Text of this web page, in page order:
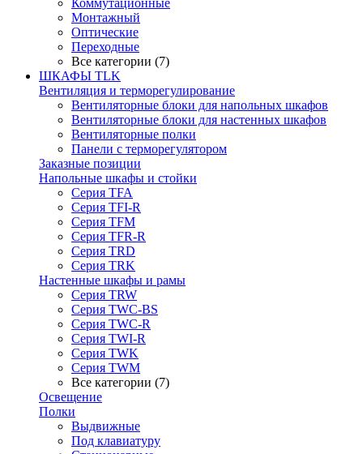
Коммутационные
Монтажный
Оптические
Переходные
Все категории (7)
ШКАФЫ TLK
Вентиляция и терморегулирование
Вентиляторные блоки для напольных шкафов
Вентиляторные блоки для настенных шкафов
Вентиляторные полки
Панели с терморегулятором
Заказные позиции
Напольные шкафы и стойки
Серия TFA
Серия TFI-R
Серия TFM
Серия TFR-R
Серия TRD
Серия TRK
Настенные шкафы и рамы
Серия TRW
Серия TWC-BS
Серия TWC-R
Серия TWI-R
Серия TWK
Серия TWM
Все категории (7)
Освещение
Полки
Выдвижные
Под клавиатуру